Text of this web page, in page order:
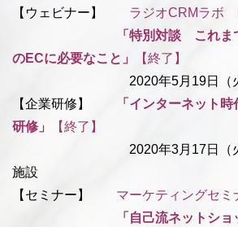
【ウェビナー】 ラジオCRMラボ
「特別対談 これま
のECに必要なこと」
【終了】
2020年5月19日（火）
【企業研修】
「インターネット
研修」
【終了】
2020年3月17日（火）
施設
【セミナー】 マーケティングセミ
「自己流ネットシ